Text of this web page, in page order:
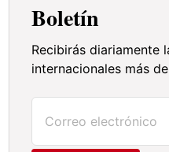
Boletín
Recibirás diariamente
internacionales más